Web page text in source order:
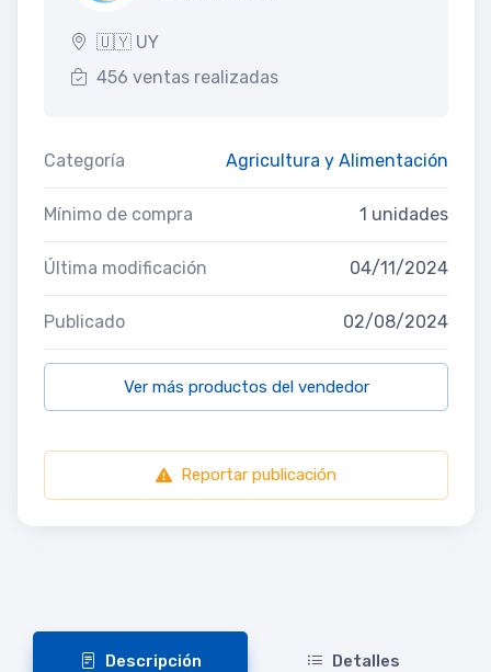
🇺🇾 UY
456 ventas realizadas
Categoría Agricultura y Alimentación
Mínimo de compra 1 unidades
Última modificación 04/11/2024
Publicado 02/08/2024
Ver más productos del vendedor
Reportar publicación
Descripción Detalles